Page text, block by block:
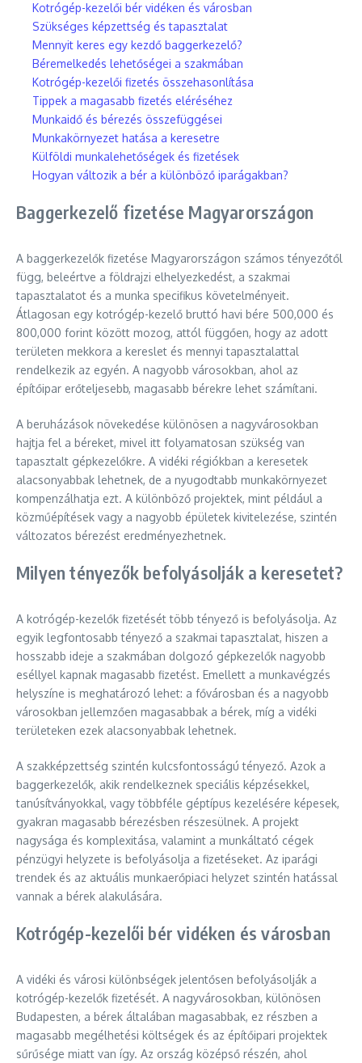
Kotrógép-kezelői bér vidéken és városban
Szükséges képzettség és tapasztalat
Mennyit keres egy kezdő baggerkezelő?
Béremelkedés lehetőségei a szakmában
Kotrógép-kezelői fizetés összehasonlítása
Tippek a magasabb fizetés eléréséhez
Munkaidő és bérezés összefüggései
Munkakörnyezet hatása a keresetre
Külföldi munkalehetőségek és fizetések
Hogyan változik a bér a különböző iparágakban?
Baggerkezelő fizetése Magyarországon
A baggerkezelők fizetése Magyarországon számos tényezőtől
függ, beleértve a földrajzi elhelyezkedést, a szakmai
tapasztalatot és a munka specifikus követelményeit.
Átlagosan egy kotrógép-kezelő bruttó havi bére 500,000 és
800,000 forint között mozog, attól függően, hogy az adott
területen mekkora a kereslet és mennyi tapasztalattal
rendelkezik az egyén. A nagyobb városokban, ahol az
építőipar erőteljesebb, magasabb bérekre lehet számítani.
A beruházások növekedése különösen a nagyvárosokban
hajtja fel a béreket, mivel itt folyamatosan szükség van
tapasztalt gépkezelőkre. A vidéki régiókban a keresetek
alacsonyabbak lehetnek, de a nyugodtabb munkakörnyezet
kompenzálhatja ezt. A különböző projektek, mint például a
közműépítések vagy a nagyobb épületek kivitelezése, szintén
változatos bérezést eredményezhetnek.
Milyen tényezők befolyásolják a keresetet?
A kotrógép-kezelők fizetését több tényező is befolyásolja. Az
egyik legfontosabb tényező a szakmai tapasztalat, hiszen a
hosszabb ideje a szakmában dolgozó gépkezelők nagyobb
eséllyel kapnak magasabb fizetést. Emellett a munkavégzés
helyszíne is meghatározó lehet: a fővárosban és a nagyobb
városokban jellemzően magasabbak a bérek, míg a vidéki
területeken ezek alacsonyabbak lehetnek.
A szakképzettség szintén kulcsfontosságú tényező. Azok a
baggerkezelők, akik rendelkeznek speciális képzésekkel,
tanúsítványokkal, vagy többféle géptípus kezelésére képesek,
gyakran magasabb bérezésben részesülnek. A projekt
nagysága és komplexitása, valamint a munkáltató cégek
pénzügyi helyzete is befolyásolja a fizetéseket. Az iparági
trendek és az aktuális munkaerőpiaci helyzet szintén hatással
vannak a bérek alakulására.
Kotrógép-kezelői bér vidéken és városban
A vidéki és városi különbségek jelentősen befolyásolják a
kotrógép-kezelők fizetését. A nagyvárosokban, különösen
Budapesten, a bérek általában magasabbak, ez részben a
magasabb megélhetési költségek és az építőipari projektek
sűrűsége miatt van így. Az ország középső részén, ahol